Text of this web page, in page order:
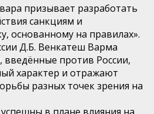
призывает разработать
санкциям и
основанному на правилах».
Д.Б. Венкатеш Варма
введённые против России,
характер и отражают
разных точек зрения на